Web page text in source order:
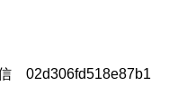
02d306fd518e87b1